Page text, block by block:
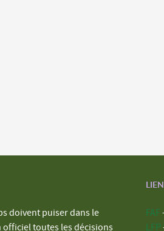
doivent puiser dans le
officiel toutes les décisions
FAF
LFP